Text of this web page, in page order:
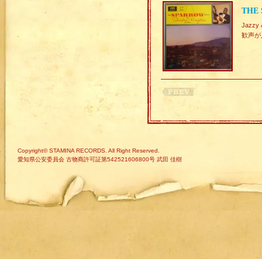
THE
Jazzy
歓声
Copyright© STAMINA RECORDS. All Right Reserved.
愛知県公安委員会 古物商許可証第542521606800号 武田 佳樹